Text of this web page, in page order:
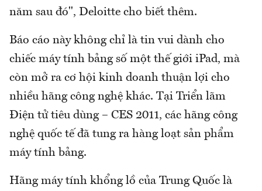
năm sau đó", Deloitte cho biết thêm.
Báo cáo này không chỉ là tin vui dành cho
chiếc máy tính bảng số một thế giới iPad, mà
còn mở ra cơ hội kinh doanh thuận lợi cho
nhiều hãng công nghệ khác. Tại Triển lãm
Điện tử tiêu dùng – CES 2011, các hãng công
nghệ quốc tế đã tung ra hàng loạt sản phẩm
máy tính bảng.
Hãng máy tính khổng lồ của Trung Quốc là